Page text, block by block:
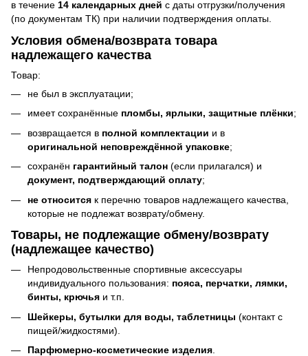
в течение 14 календарных дней с даты отгрузки/получения
(по документам ТК) при наличии подтверждения оплаты.
Условия обмена/возврата товара
надлежащего качества
Товар:
не был в эксплуатации;
имеет сохранённые пломбы, ярлыки, защитные плёнки;
возвращается в полной комплектации и в
оригинальной неповреждённой упаковке;
сохранён гарантийный талон (если прилагался) и
документ, подтверждающий оплату;
не относится к перечню товаров надлежащего качества,
которые не подлежат возврату/обмену.
Товары, не подлежащие обмену/возврату
(надлежащее качество)
Непродовольственные спортивные аксессуары
индивидуального пользования: пояса, перчатки, лямки,
бинты, крючья и т.п.
Шейкеры, бутылки для воды, таблетницы (контакт с
пищей/жидкостями).
Парфюмерно-косметические изделия